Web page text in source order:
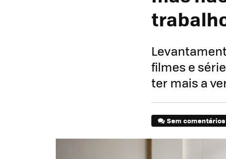
filmes e
ter mais a
Sem comentários